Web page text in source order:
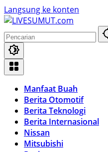
Langsung ke konten
Manfaat Buah
Berita Otomotif
Berita Teknologi
Berita Internasional
Nissan
Mitsubishi